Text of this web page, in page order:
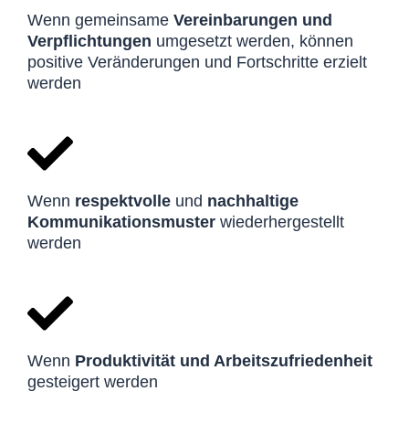
Wenn gemeinsame Vereinbarungen und
Verpflichtungen umgesetzt werden, können
positive Veränderungen und Fortschritte erzielt
werden
Wenn respektvolle und nachhaltige
Kommunikationsmuster wiederhergestellt
werden
Wenn Produktivität und Arbeitszufriedenheit
gesteigert werden